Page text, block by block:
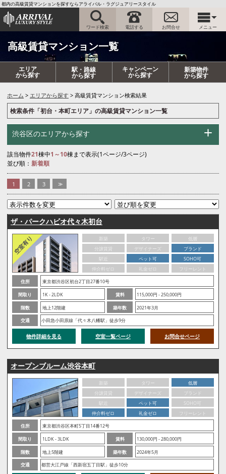
都内の高級賃貸マンションを探すならアライバル・ラグジュアリースタイル
ワード検索 電話する お問合せ メニュー
高級賃貸マンション一覧
エリア
から探す
駅・路線
から探す
キャンペーン
から探す
新築物件
から探す
ホーム エリアから探す 高級賃貸マンション検索結果
検索条件「初台・本町エリア」の高級賃貸マンション一覧
渋谷区のエリアから探す
該当物件21棟中1～10棟まで表示(1ページ/3ページ)
並び順： 新着順
1 2 3 >>
ザ・パークハビオ代々木初台
新築 タワー
低層
分譲賃貸
デザイナーズ
ブランド
駅近
ペット可
SOHO可
仲介料ゼロ
礼金ゼロ
フリーレント
住所
東京都渋谷区初台2丁目27番10号
間取り
1K - 2LDK 賃料
115,000円 - 250,000円
階数
地上12階建 築年数
2021年3月
交通
小田急小田原線「代々木八幡駅」徒歩9分
物件詳細を見る 空室一覧ページ お問合せページ
オープンブルーム渋谷本町
新築 タワー
低層
分譲賃貸
デザイナーズ
ブランド
駅近
ペット可
SOHO可
仲介料ゼロ
礼金ゼロ
フリーレント
住所
東京都渋谷区本町5丁目14番12号
間取り
1LDK - 3LDK 賃料
130,000円 - 280,000円
階数
地上5階建 築年数
2024年5月
交通
都営大江戸線「西新宿五丁目駅」徒歩10分